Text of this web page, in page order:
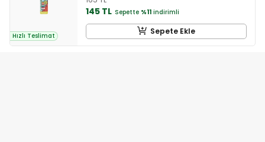
Hızlı Teslimat
145 TL Sepette %11 indirimli
Sepete Ekle